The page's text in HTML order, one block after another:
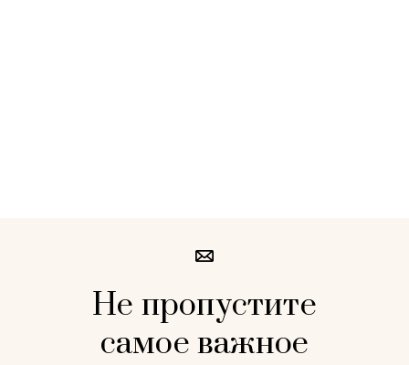
Не пропустите
самое важное